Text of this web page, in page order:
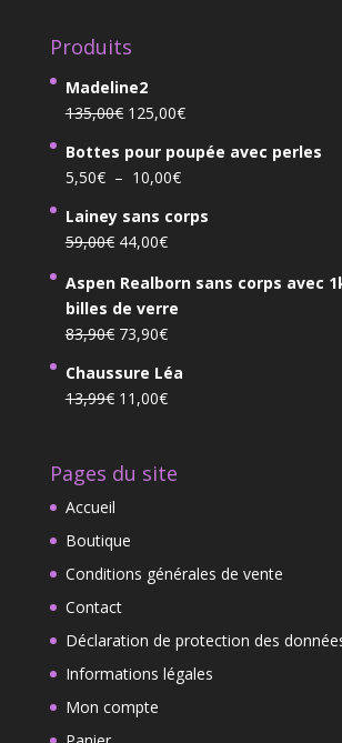
Produits
Madeline2
135,00€ Le
initial
était :
135,00€.
125,00€Le
actuel
125,00€.
Bottes pour poupée avec perles
5,50€ – 10,00€Plage
prix :
à
Lainey sans corps
59,00€ Le
initial
était :
59,00€.
44,00€Le
actuel
est :
44,00€.
Aspen Realborn sans corps avec
billes de verre
83,90€ Le
initial
était :
73,90€Le
actuel
est :
Chaussure Léa
13,99€ Le
était :
11,00€Le
est :
Pages du site
Accueil
Boutique
Conditions générales de vente
Contact
Déclaration de protection des
Informations légales
Mon compte